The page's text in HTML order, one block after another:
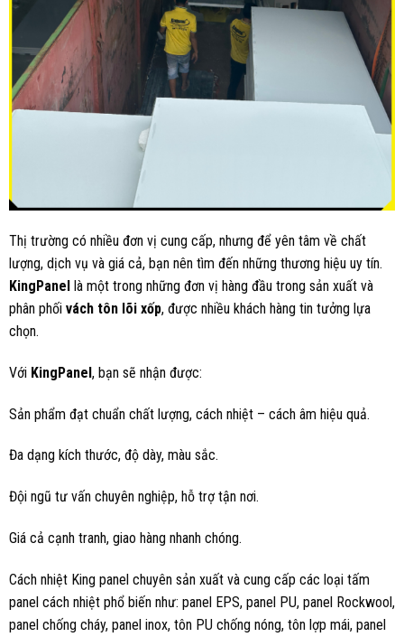
Thị trường có nhiều đơn vị cung cấp, nhưng để yên tâm về chất
lượng, dịch vụ và giá cả, bạn nên tìm đến những thương hiệu uy tín.
KingPanel là một trong những đơn vị hàng đầu trong sản xuất và
phân phối vách tôn lõi xốp, được nhiều khách hàng tin tưởng lựa
chọn.
Với KingPanel, bạn sẽ nhận được:
Sản phẩm đạt chuẩn chất lượng, cách nhiệt – cách âm hiệu quả.
Đa dạng kích thước, độ dày, màu sắc.
Đội ngũ tư vấn chuyên nghiệp, hỗ trợ tận nơi.
Giá cả cạnh tranh, giao hàng nhanh chóng.
Cách nhiệt King panel chuyên sản xuất và cung cấp các loại tấm
panel cách nhiệt phổ biến như: panel EPS, panel PU, panel Rockwool,
panel chống cháy, panel inox, tôn PU chống nóng, tôn lợp mái, panel